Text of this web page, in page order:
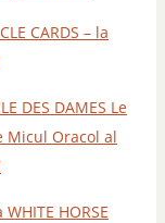
CARDS – la
DES DAMES Le
Micul Oracol al
HORSE